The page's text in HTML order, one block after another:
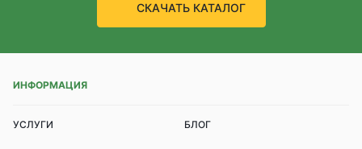
СКАЧАТЬ КАТАЛОГ
ИНФОРМАЦИЯ
УСЛУГИ БЛОГ